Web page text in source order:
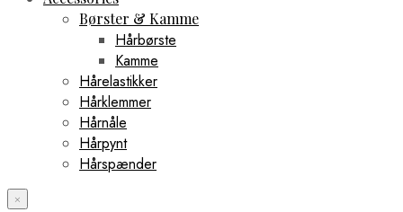
Børster & Kamme
Hårbørste
Kamme
Hårelastikker
Hårklemmer
Hårnåle
Hårpynt
Hårspænder
×